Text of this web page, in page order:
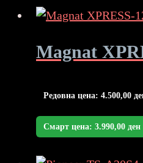
Magnat
Редовна цена: 4.500,00
Смарт цена: 3.990,00 ден